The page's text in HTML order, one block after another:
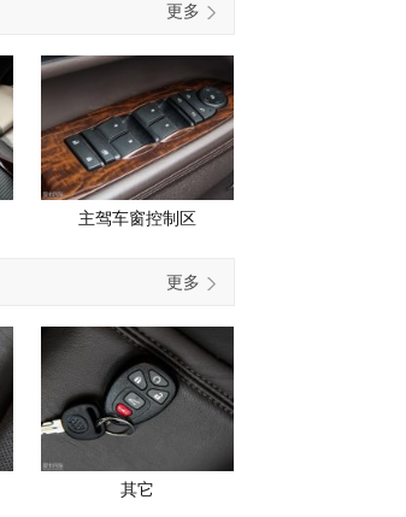
更多
主驾车窗控制区
更多
其它